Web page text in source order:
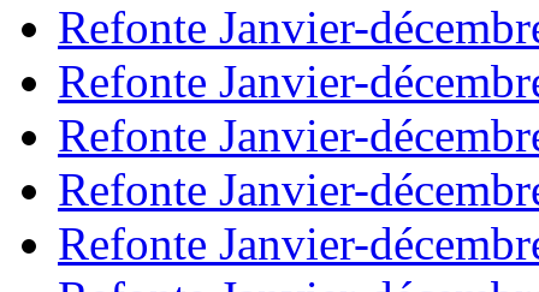
Refonte Janvier-
Refonte Janvier-
Refonte Janvier-
Refonte Janvier-
Refonte Janvier-